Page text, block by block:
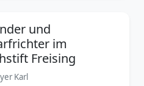
und
im
Freising
Karl